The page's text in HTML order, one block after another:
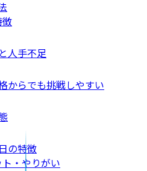
人手不足
からでも挑戦しやすい
の特徴
・やりがい